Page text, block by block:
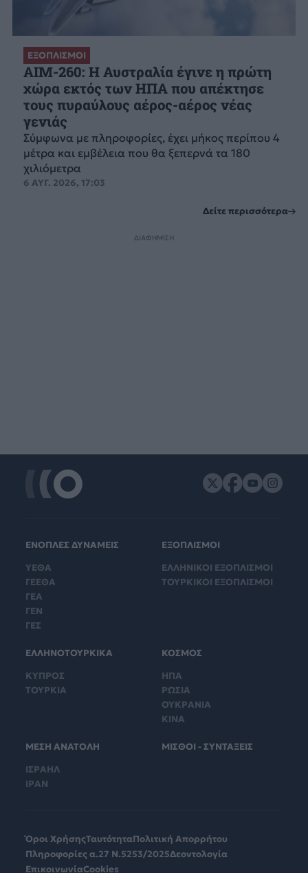
ΕΞΟΠΛΙΣΜΟΙ
AIM-260: Η Αυστραλία έγινε η πρώτη
χώρα εκτός των ΗΠΑ που απέκτησε
τους πυραύλους αέρος-αέρος νέας
γενιάς
Σύμφωνα με πληροφορίες, έχει μήκος περίπου 4
μέτρα και εμβέλεια που θα ξεπερνά τα 180
χιλιόμετρα
6 ΑΥΓ. 2026, 17:03
Δείτε περισσότερα
ΔΙΑΦΗΜΙΣΗ
ΕΝΟΠΛΕΣ ΔΥΝΑΜΕΙΣ
ΥΕΘΑ
ΓΕΕΘΑ
ΓΕΑ
ΓΕΝ
ΓΕΣ
ΕΞΟΠΛΙΣΜΟΙ
ΕΛΛΗΝΙΚΟΙ ΕΞΟΠΛΙΣΜΟΙ
ΤΟΥΡΚΙΚΟΙ ΕΞΟΠΛΙΣΜΟΙ
ΕΛΛΗΝΟΤΟΥΡΚΙΚΑ
ΚΥΠΡΟΣ
ΤΟΥΡΚΙΑ
ΚΟΣΜΟΣ
ΗΠΑ
ΡΩΣΙΑ
ΟΥΚΡΑΝΙΑ
ΚΙΝΑ
ΜΕΣΗ ΑΝΑΤΟΛΗ
ΙΣΡΑΗΛ
ΙΡΑΝ
ΜΙΣΘΟΙ - ΣΥΝΤΑΞΕΙΣ
Όροι ΧρήσηςΤαυτότηταΠολιτική Απορρήτου
Πληροφορίες α.27 Ν.5253/2025Δεοντολογία
ΕπικοινωνίαCookies